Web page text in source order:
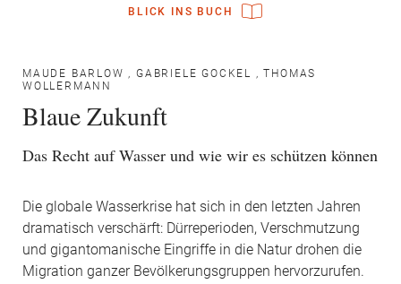
BLICK INS BUCH
MAUDE BARLOW ,GABRIELE GOCKEL ,THOMAS
WOLLERMANN
Blaue Zukunft
Das Recht auf Wasser und wie wir es schützen können
Die globale Wasserkrise hat sich in den letzten Jahren
dramatisch verschärft: Dürreperioden, Verschmutzung
und gigantomanische Eingriffe in die Natur drohen die
Migration ganzer Bevölkerungsgruppen hervorzurufen.